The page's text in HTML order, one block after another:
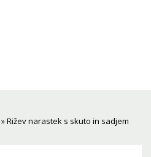
»Rižev narastek s skuto in sadjem